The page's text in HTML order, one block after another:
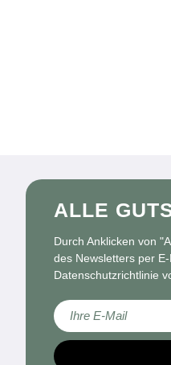
ALLE
Durch Anklicken von
des Newsletters per
Datenschutzrichtlinie
Melden Sie sich für